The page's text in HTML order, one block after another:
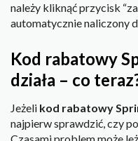
należy kliknąć przycisk
automatycznie naliczony
Kod rabatowy
działa – co
Jeżeli kod rabatowy
najpierw sprawdzić, czy